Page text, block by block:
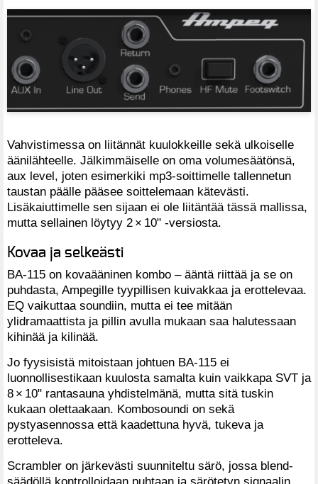
Vahvistimessa on liitännät kuulokkeille sekä ulkoiselle
äänilähteelle. Jälkimmäiselle on oma volumesäätönsä,
aux level, joten esimerkiki mp3-soittimelle tallennetun
taustan päälle pääsee soittelemaan kätevästi.
Lisäkaiuttimelle sen sijaan ei ole liitäntää tässä mallissa,
mutta sellainen löytyy 2 × 10" -versiosta.
Kovaa ja selkeästi
BA-115 on kovaääninen kombo – ääntä riittää ja se on
puhdasta, Ampegille tyypillisen kuivakkaa ja erottelevaa.
EQ vaikuttaa soundiin, mutta ei tee mitään
ylidramaattista ja pillin avulla mukaan saa halutessaan
kihinää ja kilinää.
Jo fyysisistä mitoistaan johtuen BA-115 ei
luonnollisestikaan kuulosta samalta kuin vaikkapa SVT ja
8 × 10" rantasauna yhdistelmänä, mutta sitä tuskin
kukaan olettaakaan. Kombosoundi on sekä
pystyasennossa että kaadettuna hyvä, tukeva ja
erotteleva.
Scrambler on järkevästi suunniteltu särö, jossa blend-
säädöllä kontrolloidaan puhtaan ja särötetyn signaalin